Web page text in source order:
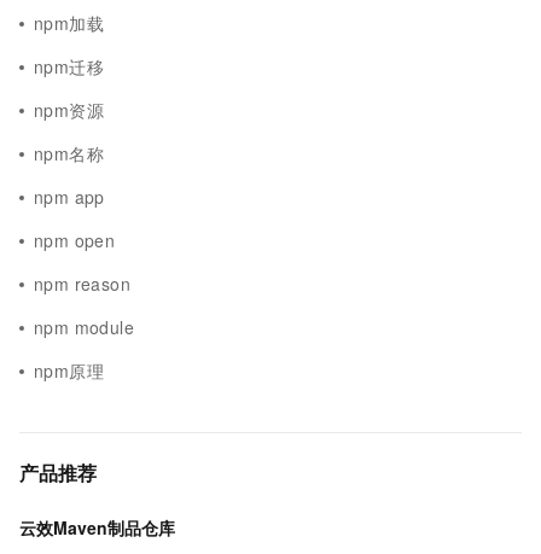
npm加载
npm迁移
npm资源
npm名称
npm app
npm open
npm reason
npm module
npm原理
产品推荐
云效Maven制品仓库